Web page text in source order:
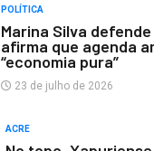
POLÍTICA
Marina Silva
afirma que agenda
“economia pura”
23 de julho de 2026
ACRE